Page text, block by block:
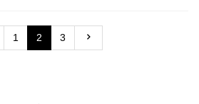
1 2 3